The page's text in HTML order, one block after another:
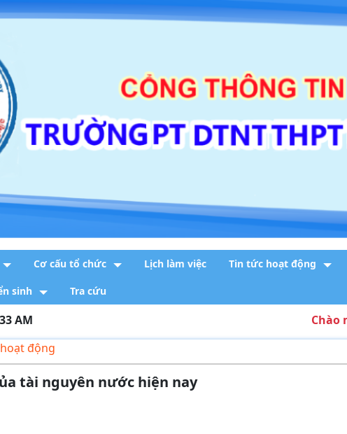
Cơ cấu tổ chức Lịch làm việc Tin tức hoạt động
sinh Tra cứu
AM
Chào
động
tài nguyên nước hiện nay